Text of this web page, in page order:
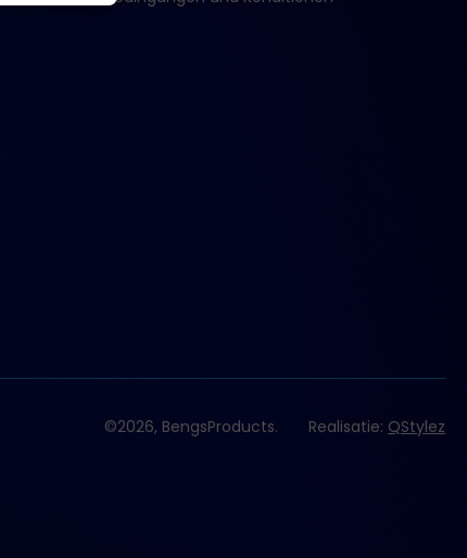
©2026, BengsProducts. Realisatie: QStylez